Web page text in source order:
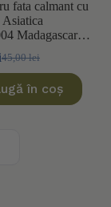
fata calmant cu
Madagascar
45,00lei
Prețul
Prețul
lei.
în coș